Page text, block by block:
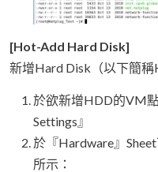
[Hot-Add Hard Disk]
新增Hard Disk（以下簡稱
於欲新增HDD的VM
Settings』
於『Hardware』
所示：